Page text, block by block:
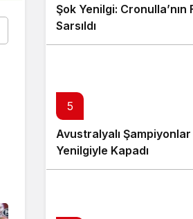
Şok Yenilgi: Cronulla’nın
Sarsıldı
5
Avustralyalı
Yenilgiyle Kapadı